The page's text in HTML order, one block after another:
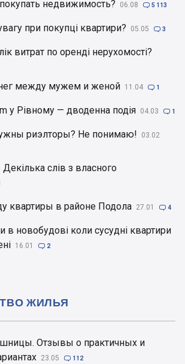
недвижимость? 06.08  5 113
при покупці квартири? 05.05  3
витрат по оренді нерухомості?
между мужем и женой 11.04  1
у Рівному — дводенна подія 04.03  1
риэлторы? Не понимаю! 03.02
слів з власного
квартиры в районе Подола 27.01  4
в новобудові коли сусудні квартири
16.01  2
Отзывы о практичных и
23.05  112
ЖИЛЬЯ